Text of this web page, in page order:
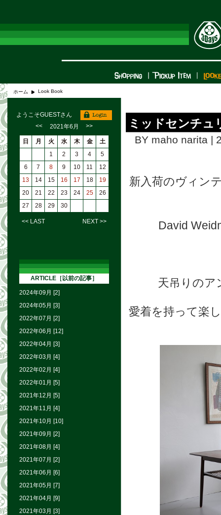
ホーム Look Book
ミッドセンチュ
BY maho narita |
新入荷のヴィン
David
天吊りのア
愛着を持って楽
ようこそGUESTさん
<<
2021年6月 >>
日 月 火 水 木 金
土
1
2 3 4
5
6
7 8 9 10 11
12
13
14 15 16 17 18
19
20
21 22 23 24 25
26
27
28 29 30
<< LAST NEXT >>
ARTICLE［以前の記事］
2024年09月 [2]
2024年05月 [3]
2022年07月 [2]
2022年06月 [12]
2022年04月 [3]
2022年03月 [4]
2022年02月 [4]
2022年01月 [5]
2021年12月 [5]
2021年11月 [4]
2021年10月 [10]
2021年09月 [2]
2021年08月 [4]
2021年07月 [2]
2021年06月 [6]
2021年05月 [7]
2021年04月 [9]
2021年03月 [3]